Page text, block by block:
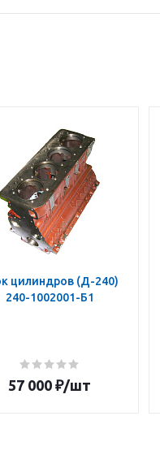
цилиндров (Д-240)
240-1002001-Б1
57 000 ₽/шт